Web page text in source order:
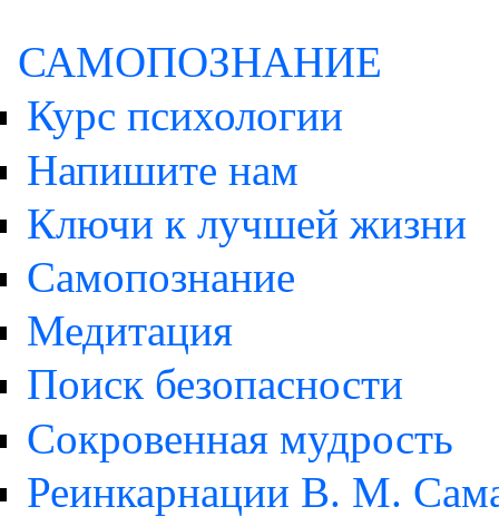
САМОПОЗНАНИЕ
Курс психологии
Напишите нам
Ключи к лучшей жизни
Самопознание
Медитация
Поиск безопасности
Сокровенная мудрость
Реинкарнации В. М.